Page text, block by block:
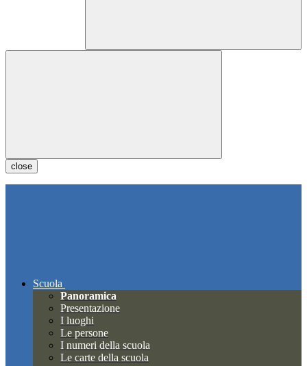
close
Scuola
Panoramica
Presentazione
I luoghi
Le persone
I numeri della scuola
Le carte della scuola